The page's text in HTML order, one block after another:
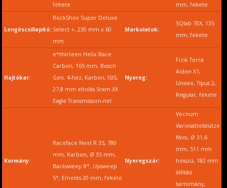
fekete
mm, fekete
Lengéscsillapító:
RockShox Super Deluxe
Select +, 230 mm x 60
mm
Markolatok:
SQlab 70X, 135
mm, fekete
Hajtókar:
e*thirteen Helix Race
Carbon, 165 mm, Bosch
Gen. 4-hez, Karbon, ISIS,
27,8 mm eltolás Sram XX
Eagle Transmission-nel
Nyereg:
Fizik Terra
Aidon X1,
Unisex, Típus 2,
Regular, fekete
Kormány:
Raceface Next R 35, 780
mm, Karbon, Ø 35 mm,
Backsweep 8°, Upsweep
5°, Emelés 20 mm, fekete
Nyeregszár:
Vecnum
Variosattelstütze
Nivo, Ø 31,6
mm, 511 mm
hosszú, 182 mm
állítási
tartomány,